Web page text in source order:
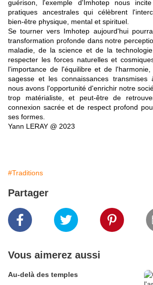
guérison, l'exemple d'Imhotep nous
pratiques ancestrales qui célèbrent
bien-être physique, mental et spirituel.
Se tourner vers Imhotep aujourd'hui
transformation profonde dans notre
maladie, de la science et de la
respecter les forces naturelles et
l'importance de l'équilibre et de
sagesse et les connaissances transmises
nous avons l'opportunité d'enrichir notre
trop matérialiste, et peut-être de
connexion sacrée et de respect profond
ses formes.
Yann LERAY @ 2023
#Traditions
Partager
Vous aimerez aussi
Au-delà des temples